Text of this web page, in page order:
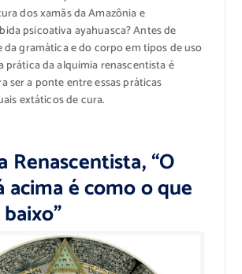
dos xamãsda Amazôniae
psicoativaayahuasca?Antes de
dagramática edo corpo emtipos de uso
prática daalquimiarenascentistaé
ser a ponteentre essaspráticas
extáticosdecura.
Renascentista, “O
acima é como o que